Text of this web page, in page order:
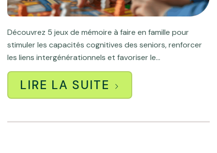
Découvrez 5 jeux de mémoire à faire en famille pour
stimuler les capacités cognitives des seniors, renforcer
les liens intergénérationnels et favoriser le...
LIRE LA SUITE